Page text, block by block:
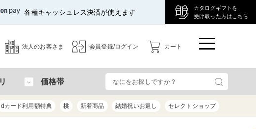
各種キャッシュレス決済が使えます
カタログギフトを
受け取った方はこちら
法人のお客さま 会員登録/ログイン カート
価格帯
dカード利用額特典 桃 新着商品 結婚祝いお返し セレクトショップ